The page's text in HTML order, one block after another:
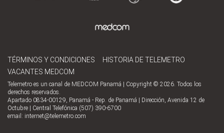
TÉRMINOS Y CONDICIONES
HISTORIA DE TELEMETRO
VACANTES MEDCOM
Telemetro es un canal de MEDCOM Panamá | Copyright © 2026. Todos los
derechos reservados.
Apartado 0834-00129, Panamá - Rep. de Panamá | Dirección, Avenida 12 de
Octubre | Central Telefónica (507) 390-6700
email: internet@telemetro.com